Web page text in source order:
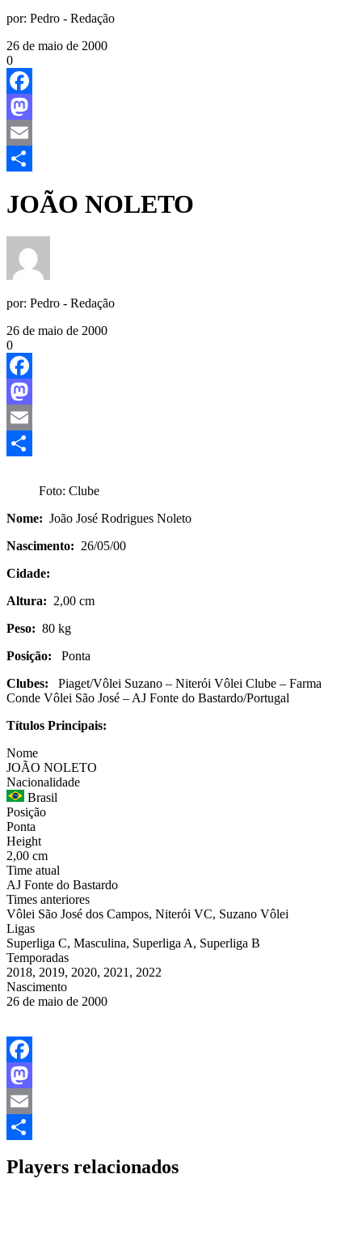
por: Pedro - Redação
26 de maio de 2000
0
Facebook
Mastodon
Email
JOÃO NOLETO
por: Pedro - Redação
26 de maio de 2000
0
Facebook
Mastodon
Email
Foto: Clube
Nome: João José Rodrigues Noleto
Nascimento: 26/05/00
Cidade:
Altura: 2,00 cm
Peso: 80 kg
Posição: Ponta
Clubes: Piaget/Vôlei Suzano – Niterói Vôlei Clube – Farma
Conde Vôlei São José – AJ Fonte do Bastardo/Portugal
Títulos Principais:
Nome
JOÃO NOLETO
Nacionalidade
Brasil
Posição
Ponta
Height
2,00 cm
Time atual
AJ Fonte do Bastardo
Times anteriores
Vôlei São José dos Campos, Niterói VC, Suzano Vôlei
Ligas
Superliga C, Masculina, Superliga A, Superliga B
Temporadas
2018, 2019, 2020, 2021, 2022
Nascimento
26 de maio de 2000
Facebook
Mastodon
Email
Players relacionados